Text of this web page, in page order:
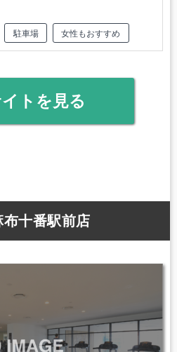
駐車場 女性もおすすめ
トを見る
十番駅前店